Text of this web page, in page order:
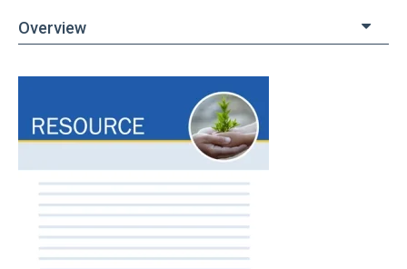
here
Overview
topAyudar
a
Ninos
Lidiar
con